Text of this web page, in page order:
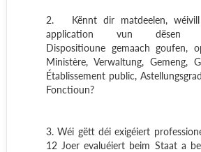
2.
Kënnt dir matdeelen,
application vun dësen
Dispositioune gemaach goufen,
Ministère, Verwaltung, Gemeng,
Établissement public,
Fonctioun?
3. Wéi gëtt déi exigéiert
12 Joer evaluéiert beim Staat a